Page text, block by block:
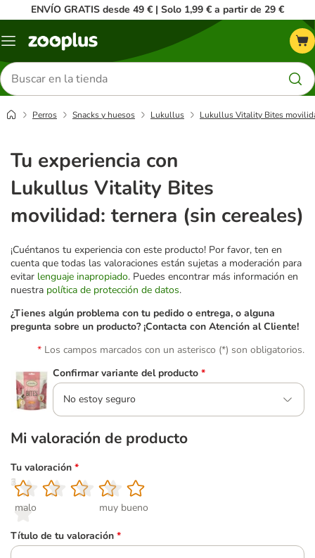
ENVÍO GRATIS desde 49 € | Solo 1,99 € a partir de 29 €
Menú
Buscar
productos
Perros Snacks y huesos Lukullus Lukullus Vitality Bites
Tu experiencia con
Lukullus Vitality Bites
movilidad: ternera (sin cereales)
¡Cuéntanos tu experiencia con este producto! Por favor, ten en
cuenta que todas las valoraciones están sujetas a moderación para
evitar lenguaje inapropiado. Puedes encontrar más información en
nuestra política de protección de datos.
¿Tienes algún problema con tu pedido o entrega, o alguna
pregunta sobre un producto? ¡Contacta con Atención al Cliente!
Los campos marcados con un asterisco (*) son obligatorios.
Confirmar variante del producto *
No estoy seguro
Mi valoración de producto
Tu valoración *
1
malo
2
3
4
5
muy bueno
Título de tu valoración *